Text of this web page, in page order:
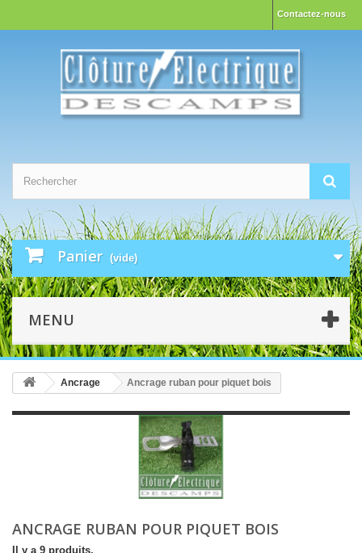
Contactez-nous
Panier (vide)
MENU
Ancrage Ancrage ruban pour piquet bois
ANCRAGE RUBAN POUR PIQUET BOIS
Il y a 9 produits.